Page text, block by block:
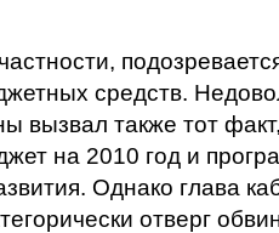
средств.
вызвал также тот
на 2010 год и
Однако глава
отверг